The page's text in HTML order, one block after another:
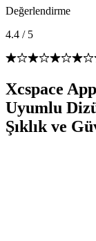
Değerlendirme
4.4 / 5
Xcspace
Uyumlu
Şıklık ve